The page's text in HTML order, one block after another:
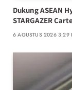
Dukung ASEAN
STARGAZER
6 AGUSTUS 2026 3:29